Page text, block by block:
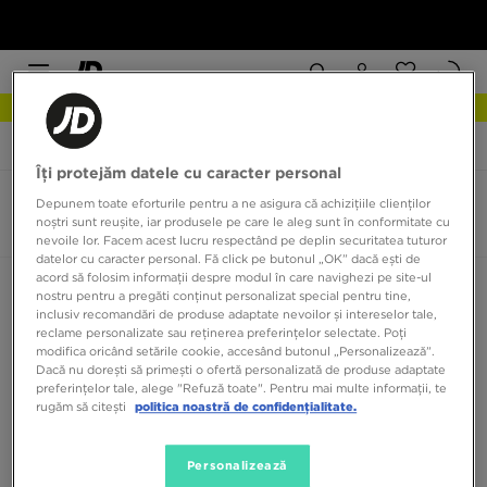
JD Sports adidas Response CL
adidas Response CL
0 produse
Sortează: Recomandate Filtrează
Niciun produs de afișat
Îți protejăm datele cu caracter personal
Depunem toate eforturile pentru a ne asigura că achizițiile clienților
noștri sunt reușite, iar produsele pe care le aleg sunt în conformitate cu
nevoile lor. Facem acest lucru respectând pe deplin securitatea tuturor
datelor cu caracter personal. Fă click pe butonul „OK” dacă ești de
acord să folosim informații despre modul în care navighezi pe site-ul
nostru pentru a pregăti conținut personalizat special pentru tine,
inclusiv recomandări de produse adaptate nevoilor și intereselor tale,
reclame personalizate sau reținerea preferințelor selectate. Poți
modifica oricând setările cookie, accesând butonul „Personalizează”.
Dacă nu dorești să primești o ofertă personalizată de produse adaptate
preferințelor tale, alege "Refuză toate". Pentru mai multe informații, te
rugăm să citești
politica noastră de confidențialitate.
Personalizează